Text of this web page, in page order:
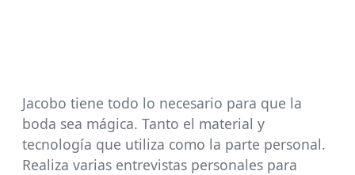
Jacobo tiene todo lo necesario para que la
boda sea mágica. Tanto el material y
tecnología que utiliza como la parte personal.
Realiza varias entrevistas personales para